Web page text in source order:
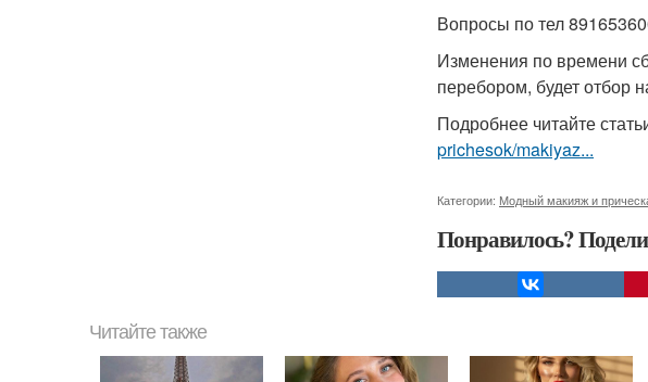
Вопросы по тел
Изменения по времени
перебором, будет отбор
Подробнее читайте
prichesok/makiyaz...
Категории: Модный макияж и
Понравилось?
Читайте также